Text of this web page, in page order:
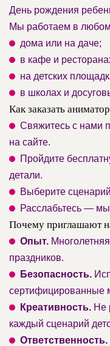
День рождения
Мы работаем в
дома или на даче;
в кафе и
на детских
в школах и
Как заказать
Свяжитесь с нами
на сайте.
Пройдите
детали.
Выберите
Расслабьтесь —
Почему приглашают
Опыт.
праздников.
Безопасность.
сертифицированные
Креативность. Не
каждый сценарий
Ответственность.